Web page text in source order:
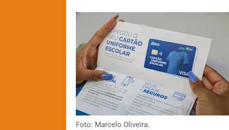
Foto: Marcelo Oliveira.